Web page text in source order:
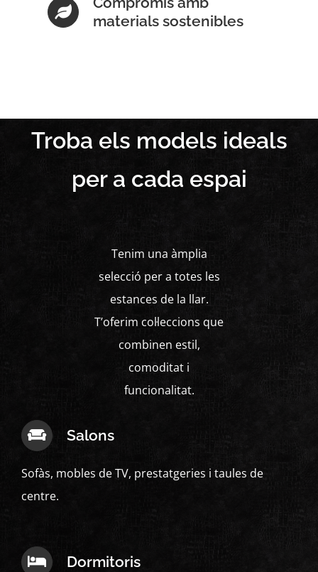
materials sostenibles
Troba els models ideals
per a cada espai
Tenim una àmplia
selecció per a totes les
estances de la llar.
T’oferim col·leccions que
combinen estil,
comoditat i
funcionalitat.
Salons
Sofàs, mobles de TV, prestatgeries i taules de
centre.
Dormitoris